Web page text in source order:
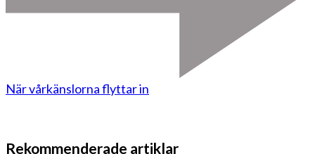
När vårkänslorna flyttar in
Rekommenderade artiklar